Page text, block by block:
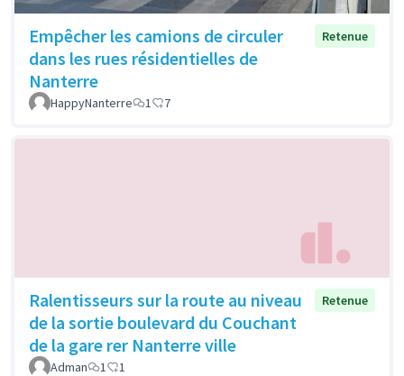
Empêcher les camions de circuler
dans les rues résidentielles de
Nanterre
Retenue
HappyNanterre 1 7
Ralentisseurs sur la route au niveau
de la sortie boulevard du Couchant
de la gare rer Nanterre ville
Retenue
Adman 1 1